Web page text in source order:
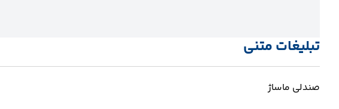
تبلیغات متنی
صندلی ماساژ